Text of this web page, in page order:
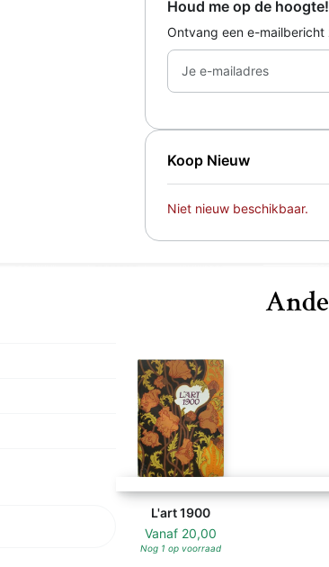
Houd me op de hoogte!
Ontvang een e-
Je e-mailadres
Koop Nieuw
Niet nieuw beschikbaar.
L'art 1900
Vanaf 20,00
Nog 1 op voorraad